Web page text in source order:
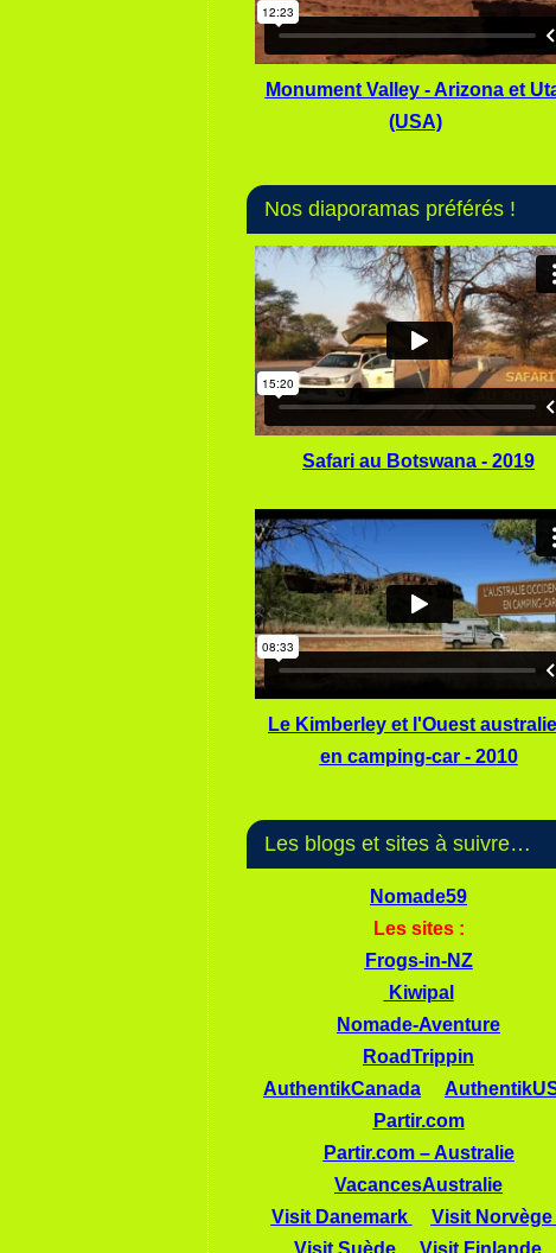
Monument Valley - Arizona et
(USA)
Nos diaporamas préférés !
Safari au Botswana - 2019
Le Kimberley et l'Ouest
en camping-car - 2010
Les blogs et sites à suivre…
Nomade59
Les sites :
Frogs-in-NZ
Kiwipal
Nomade-Aventure
RoadTrippin
AuthentikCanada
Partir.com
Partir.com – Australie
VacancesAustralie
Visit Danemark
Visit Norvège
Visit Suède
Visit Finlande